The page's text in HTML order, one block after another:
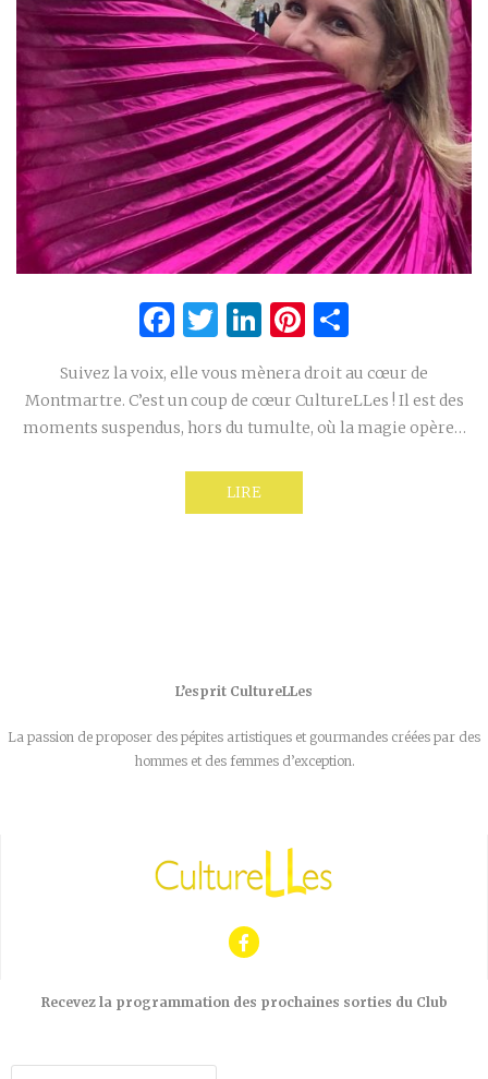
Facebook
Twitter
LinkedIn
Pinterest
Suivez la voix, elle vous mènera droit au cœur de
Montmartre. C’est un coup de cœur CultureLLes ! Il est des
moments suspendus, hors du tumulte, où la magie opère…
LIRE
L’esprit CultureLLes
La passion de proposer des pépites artistiques et gourmandes créées par des
hommes et des femmes d’exception.
Recevez la programmation des prochaines sorties du Club